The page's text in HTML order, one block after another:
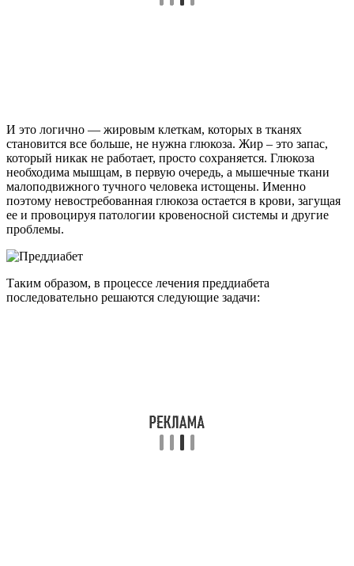
И это логично — жировым клеткам, которых в тканях
становится все больше, не нужна глюкоза. Жир – это запас,
который никак не работает, просто сохраняется. Глюкоза
необходима мышцам, в первую очередь, а мышечные ткани
малоподвижного тучного человека истощены. Именно
поэтому невостребованная глюкоза остается в крови, загущая
ее и провоцируя патологии кровеносной системы и другие
проблемы.
Таким образом, в процессе лечения преддиабета
последовательно решаются следующие задачи: